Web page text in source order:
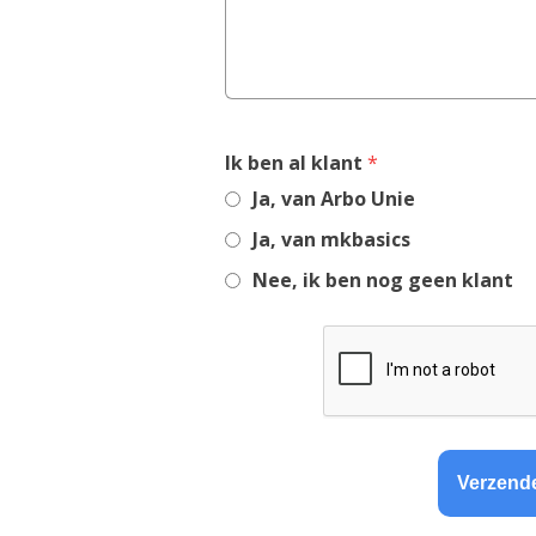
Ik ben al klant
required
*
Ja, van Arbo Unie
Ja, van mkbasics
Nee, ik ben nog geen klant